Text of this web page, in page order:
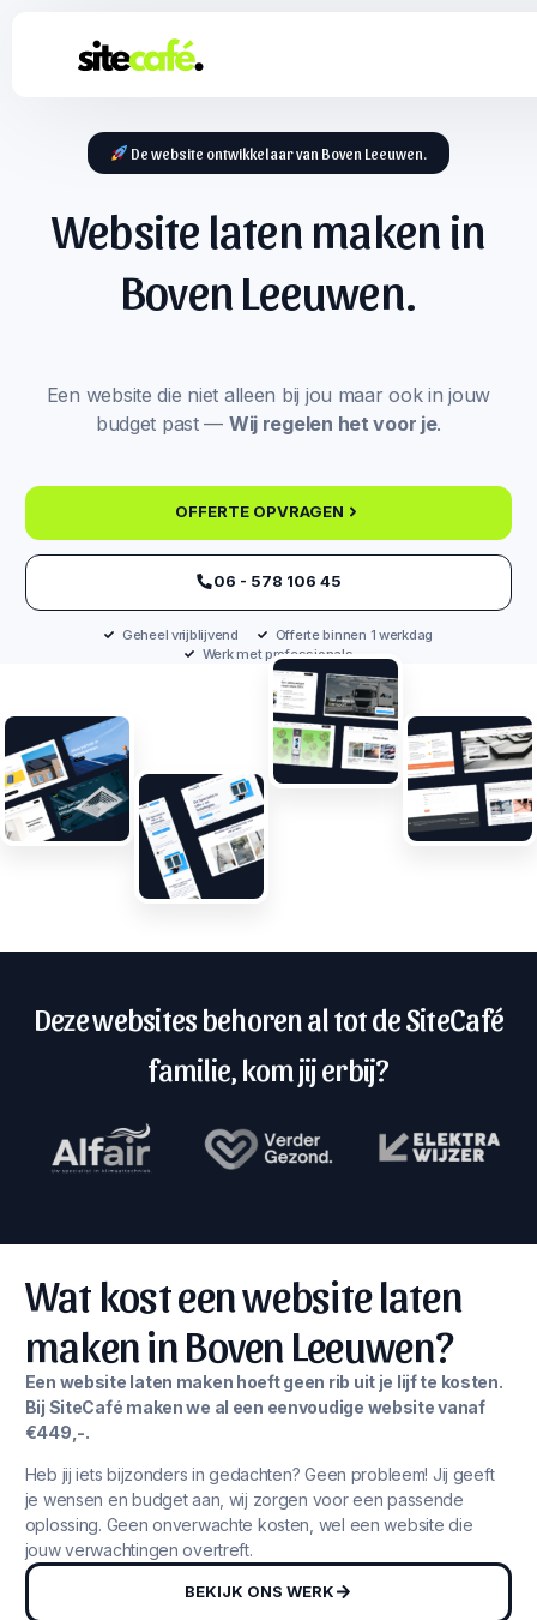
De website ontwikkelaar van Boven Leeuwen.
Website laten maken in
Boven Leeuwen.
Een website die niet alleen bij jou maar ook in jouw
budget past — Wij regelen het voor je.
OFFERTE OPVRAGEN
‪06 - 578 106 45‬
Geheel vrijblijvend
Offerte binnen 1 werkdag
Werk met professionals
Deze websites behoren al tot de SiteCafé
familie, kom jij erbij?
Wat kost een website laten
maken in Boven Leeuwen?
Een website laten maken hoeft geen rib uit je lijf te kosten.
Bij SiteCafé maken we al een eenvoudige website vanaf
€449,-.
Heb jij iets bijzonders in gedachten? Geen probleem! Jij geeft
je wensen en budget aan, wij zorgen voor een passende
oplossing. Geen onverwachte kosten, wel een website die
jouw verwachtingen overtreft.
BEKIJK ONS WERK